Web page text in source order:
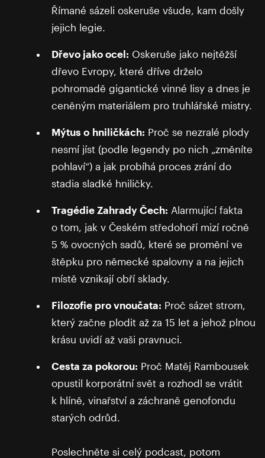
Římané sázeli oskeruše všude, kam došly
jejich legie.
Dřevo jako ocel: Oskeruše jako nejtěžší
dřevo Evropy, které dříve drželo
pohromadě gigantické vinné lisy a dnes je
ceněným materiálem pro truhlářské mistry.
Mýtus o hniličkách: Proč se nezralé plody
nesmí jíst (podle legendy po nich „změníte
pohlaví“) a jak probíhá proces zrání do
stadia sladké hniličky.
Tragédie Zahrady Čech: Alarmující fakta
o tom, jak v Českém středohoří mizí ročně
5 % ovocných sadů, které se promění ve
štěpku pro německé spalovny a na jejich
místě vznikají obří sklady.
Filozofie pro vnoučata: Proč sázet strom,
který začne plodit až za 15 let a jehož plnou
krásu uvidí až vaši pravnuci.
Cesta za pokorou: Proč Matěj Rambousek
opustil korporátní svět a rozhodl se vrátit
k hlíně, vinařství a záchraně genofondu
starých odrůd.
Poslechněte si celý podcast, potom